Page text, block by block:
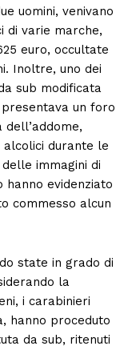
uomini, venivano
di varie marche,
euro, occultate
Inoltre, uno dei
sub modificata
un foro
durante le
immagini di
hanno evidenziato
commesso alcun
state in grado di
la
i carabinieri
hanno proceduto
da sub, ritenuti